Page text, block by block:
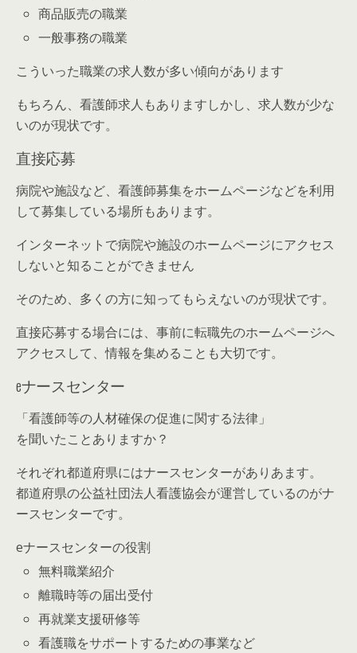
商品販売の職業
一般事務の職業
こういった職業の求人数が多い傾向があります
もちろん、看護師求人もありますしかし、求人数が少な
いのが現状です。
直接応募
病院や施設など、看護師募集をホームページなどを利用
して募集している場所もあります。
インターネットで病院や施設のホームページにアクセス
しないと知ることができません
そのため、多くの方に知ってもらえないのが現状です。
直接応募する場合には、事前に転職先のホームページへ
アクセスして、情報を集めることも大切です。
eナースセンター
「看護師等の人材確保の促進に関する法律」
を聞いたことありますか？
それぞれ都道府県にはナースセンターがありあます。
都道府県の公益社団法人看護協会が運営しているのがナ
ースセンターです。
eナースセンターの役割
無料職業紹介
離職時等の届出受付
再就業支援研修等
看護職をサポートするための事業など